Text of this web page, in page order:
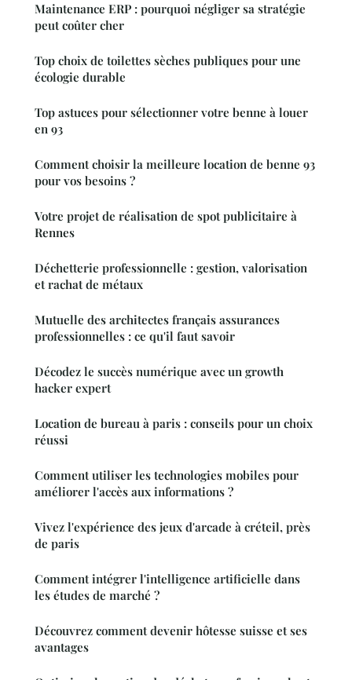
Maintenance ERP : pourquoi négliger sa stratégie
peut coûter cher
Top choix de toilettes sèches publiques pour une
écologie durable
Top astuces pour sélectionner votre benne à louer
en 93
Comment choisir la meilleure location de benne 93
pour vos besoins ?
Votre projet de réalisation de spot publicitaire à
Rennes
Déchetterie professionnelle : gestion, valorisation
et rachat de métaux
Mutuelle des architectes français assurances
professionnelles : ce qu'il faut savoir
Décodez le succès numérique avec un growth
hacker expert
Location de bureau à paris : conseils pour un choix
réussi
Comment utiliser les technologies mobiles pour
améliorer l'accès aux informations ?
Vivez l'expérience des jeux d'arcade à créteil, près
de paris
Comment intégrer l'intelligence artificielle dans
les études de marché ?
Découvrez comment devenir hôtesse suisse et ses
avantages